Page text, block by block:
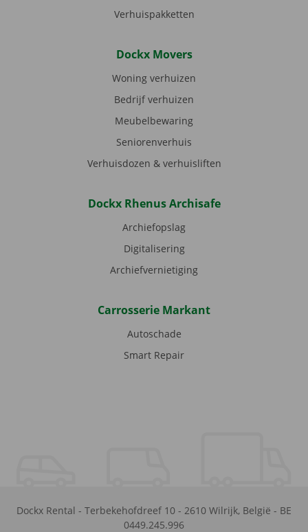
Verhuispakketten
Dockx Movers
Woning verhuizen
Bedrijf verhuizen
Meubelbewaring
Seniorenverhuis
Verhuisdozen & verhuisliften
Dockx Rhenus Archisafe
Archiefopslag
Digitalisering
Archiefvernietiging
Carrosserie Markant
Autoschade
Smart Repair
Dockx Rental - Terbekehofdreef 10 - 2610 Wilrijk, België - BE
0449.245.996